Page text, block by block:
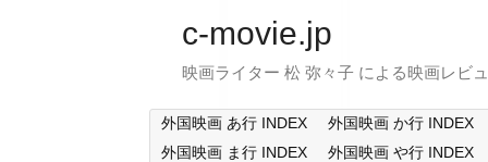
c-movie.jp
映画ライター 松 弥々子 による映画レビ
外国映画 あ行 INDEX
外国映画 か行 INDEX
外国映画 ま行 INDEX
外国映画 や行 INDEX